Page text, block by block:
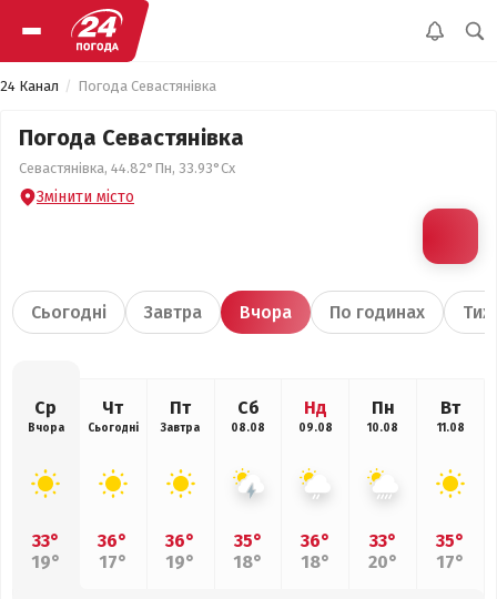
24 Канал Погода Севастянівка
Погода Севастянівка
Севастянівка, 44.82°Пн, 33.93°Сх
Змінити місто
Сьогодні Завтра Вчора По годинах
Ср
Вчора
33°
19°
Чт
Сьогодні
36°
17°
Пт
Завтра
36°
19°
Сб
08.08
35°
18°
Нд
09.08
36°
18°
Пн
10.08
33°
20°
Вт
11.08
35°
17°